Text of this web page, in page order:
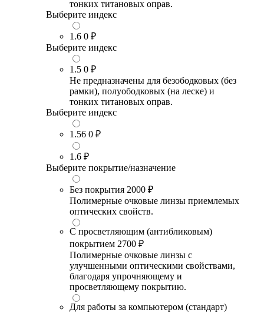
тонких титановых оправ.
Выберите индекс
1.6 0 ₽
Выберите индекс
1.5 0 ₽
Не предназначены для безободковых (без
рамки), полуободковых (на леске) и
тонких титановых оправ.
Выберите индекс
1.56 0 ₽
1.6 ₽
Выберите покрытие/назначение
Без покрытия 2000 ₽
Полимерные очковые линзы приемлемых
оптических свойств.
С просветляющим (антибликовым)
покрытием 2700 ₽
Полимерные очковые линзы с
улучшенными оптическими свойствами,
благодаря упрочняющему и
просветляющему покрытию.
Для работы за компьютером (стандарт)